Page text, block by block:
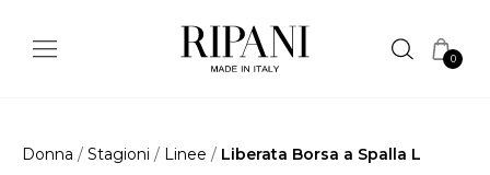
0
Donna / Stagioni / Linee / Liberata Borsa a Spalla L